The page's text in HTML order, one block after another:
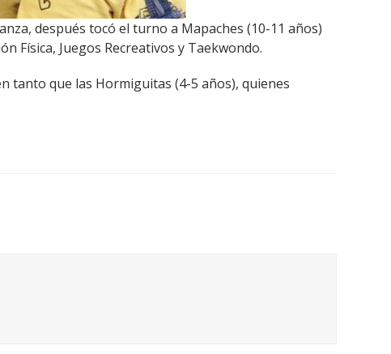
después tocó el turno a Mapaches (10-11 años)
Física, Juegos Recreativos y Taekwondo.
tanto que las Hormiguitas (4-5 años), quienes